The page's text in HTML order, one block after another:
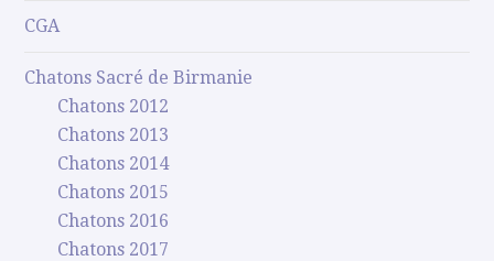
CGA
Chatons Sacré de Birmanie
Chatons 2012
Chatons 2013
Chatons 2014
Chatons 2015
Chatons 2016
Chatons 2017